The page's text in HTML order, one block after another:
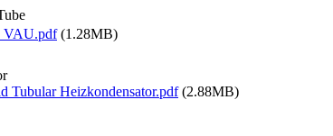
(1.28MB)
Tubular Heizkondensator.pdf(2.88MB)